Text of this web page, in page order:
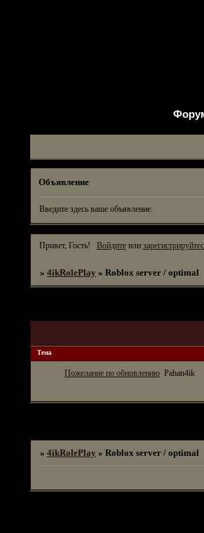
Объявление
Введите здесь ваше объявление.
Привет, Гость! Войдитеили
» 4ikRolePlay » Roblox server / optimal
Тема
Пожелание по обновлению Pahan4ik
» 4ikRolePlay » Roblox server / optimal